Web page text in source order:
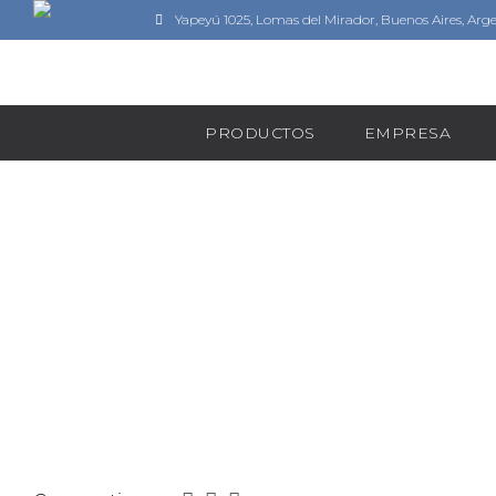
Yapeyú 1025, Lomas del Mirador, Buenos Aires,
PRODUCTOS EMPRESA